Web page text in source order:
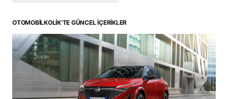
OTOMOBILKOLIK'TE GÜNCEL İÇERIKLER